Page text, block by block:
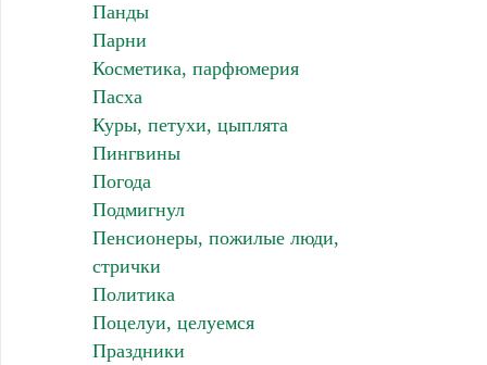
Панды
Парни
Косметика, парфюмерия
Пасха
Куры, петухи, цыплята
Пингвины
Погода
Подмигнул
Пенсионеры, пожилые люди,
стрички
Политика
Поцелуи, целуемся
Праздники